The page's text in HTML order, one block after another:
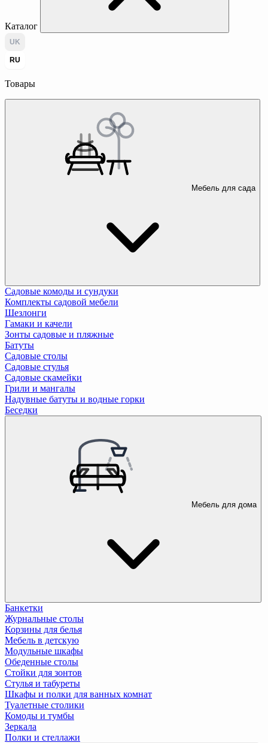
Каталог
UK
RU
Товары
Мебель для сада
Садовые комоды и сундуки
Комплекты садовой мебели
Шезлонги
Гамаки и качели
Зонты садовые и пляжные
Батуты
Садовые столы
Садовые стулья
Садовые скамейки
Грили и мангалы
Надувные батуты и водные горки
Беседки
Мебель для дома
Банкетки
Журнальные столы
Корзины для белья
Мебель в детскую
Модульные шкафы
Обеденные столы
Стойки для зонтов
Стулья и табуреты
Шкафы и полки для ванных комнат
Туалетные столики
Комоды и тумбы
Зеркала
Полки и стеллажи